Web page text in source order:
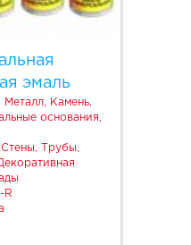
эмаль
Металл, Камень,
основания,
Стены, Трубы,
R